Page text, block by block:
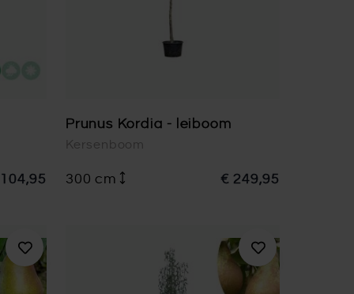
Prunus Kordia - leiboom
Kersenboom
300 cm € 249,95